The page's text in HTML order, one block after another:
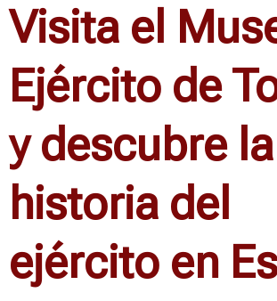
Visita el
Ejército de
y descubre la
historia del
ejército en